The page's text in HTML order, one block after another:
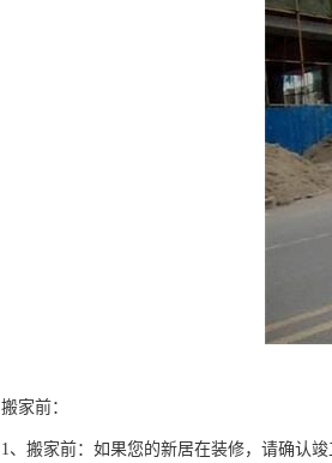
搬家前：
1、搬家前：如果您的新居在装修，请确认